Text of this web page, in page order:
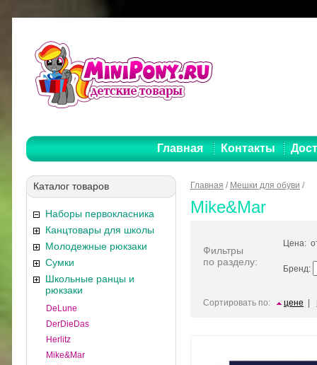
Главная Контакты
Каталог товаров
Наборы первокласника
Канцтовары для школы
Молодежные рюкзаки
Сумки
Школьные ранцы и
рюкзаки
DeLune
DerDieDas
Herlitz
Mike&Mar
Главная / Мешки для обуви /
Mike&Mar
Фильтры
по разделу:
Цена:
Бренд:
Сортировать по: цене